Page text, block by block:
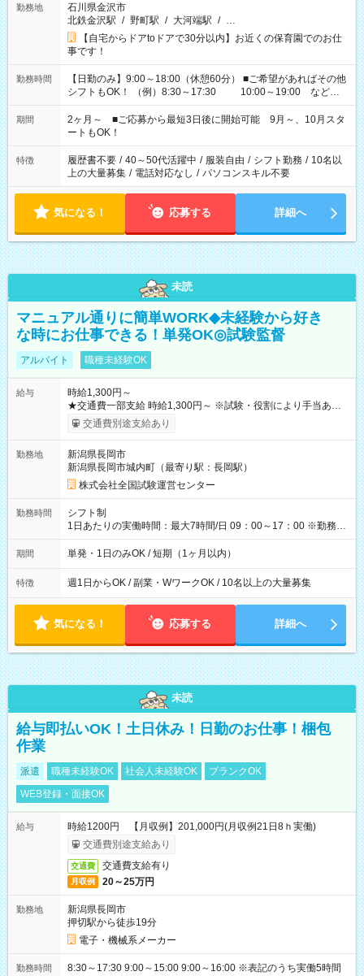
勤務地
石川県金沢市
北鉄金沢駅 / 野町駅 / 大河端駅 / …
【自宅からドアtoドアで30分以内】お近くの保育園でのお仕
事です！
勤務時間
【日勤のみ】9:00～18:00（休憩60分） ■ご希望があればその他
シフトもOK！ （例）8:30～17:30 10:00～19:00 など
「家族とお休みを合わせたい」 「余裕を持って夕飯の準備がし
たい」 「できれば残業はしたくない」 など、ご希望があれば教
えてくださいね。 ※Wワーク希望の方へ 今ご覧のお仕事で希望
する勤務時間と、もう1つのお仕事の勤務時間。 合計で週40時
間を超える場合は応募できません
期間
2ヶ月～ ■ご応募から最短3日後に開始可能 9月～、10月スタ
ートもOK！
特徴 履歴書不要 / 40～50代活躍中 / 服装自由 / シフト勤務 / 10名以
上の大量募集 / 電話対応なし / パソコンスキル不要
気になる！ 応募する 詳細へ
未読
マニュアル通りに簡単WORK◆未経験から好き
な時にお仕事できる！単発OK◎試験監督
アルバイト 職種未経験OK
給与
時給1,300円～
★交通費一部支給 時給1,300円～ ※試験・役割により手当あり
※勤務回数により昇給あり 【即給（前払い）オプションあ
り！】 希望される場合、勤務から1週間ほどで給与の一部を受け
例】 ・河合塾模擬試験 8:30～17:30（休憩1時間） 時給1,300円
×8時間＝日収10,400円＋交通費 ※当日の役割により時給＋100
円の場合あり ・国家試験 7:00～13:30（休憩なし） 時給1,300
円（役割手当＋100円）×6時間＝日収8,400円＋交通費 【試用期
間】試用期間なし
交通費別途支給あり
勤務地
新潟県長岡市
新潟県長岡市城内町（最寄り駅：長岡駅）
株式会社全国試験運営センター
勤務時間
シフト制
1日あたりの実働時間：最大7時間/日 09：00～17：00 ※勤務時
間は 試験により異なります。
期間 単発・1日のみOK / 短期（1ヶ月以内）
特徴 週1日からOK / 副業・WワークOK / 10名以上の大量募集
気になる！ 応募する 詳細へ
未読
給与即払いOK！土日休み！日勤のお仕事！梱包
作業
派遣 職種未経験OK 社会人未経験OK
ブランクOK
WEB登録・面接OK
給与
時給1200円 【月収例】201,000円(月収例21日8ｈ実働)
交通費別途支給あり
交通費 交通費支給有り
月収例 20～25万円
勤務地
新潟県長岡市
押切駅から徒歩19分
電子・機械系メーカー
勤務時間
8:30～17:30 9:00～15:00 9:00～16:00 ※表記のうち実働5時間